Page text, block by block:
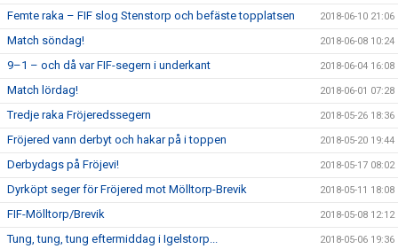
Femte raka – FIF slog Stenstorp och befäste topplatsen 2018-06-10 21:06
Match söndag! 2018-06-08 10:24
9–1 – och då var FIF-segern i underkant 2018-06-04 16:08
Match lördag! 2018-06-01 07:28
Tredje raka Fröjeredssegern 2018-05-26 18:36
Fröjered vann derbyt och hakar på i toppen 2018-05-20 19:44
Derbydags på Fröjevi! 2018-05-17 08:02
Dyrköpt seger för Fröjered mot Mölltorp-Brevik 2018-05-11 18:08
FIF-Mölltorp/Brevik 2018-05-08 12:12
Tung, tung, tung eftermiddag i Igelstorp... 2018-05-06 19:36